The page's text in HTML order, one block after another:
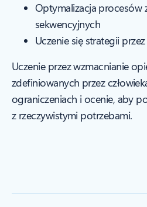
Optymalizacja procesów
sekwencyjnych
Uczenie się strategii
Uczenie przez wzmacnianie
zdefiniowanych przez
ograniczeniach i ocenie, aby
z rzeczywistymi potrzebami.